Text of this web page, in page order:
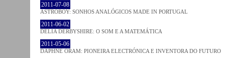
2011-07-08
ASTROBOY: SONHOS ANALÓGICOS MADE IN PORTUGAL
2011-06-02
DELIA DERBYSHIRE: O SOM E A MATEMÁTICA
2011-05-06
DAPHNE ORAM: PIONEIRA ELECTRÓNICA E INVENTORA DO FUTURO